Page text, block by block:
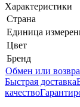
Характеристики
Страна
Единица
Цвет
Бренд
Обмен или
Быстрая доставка
качество